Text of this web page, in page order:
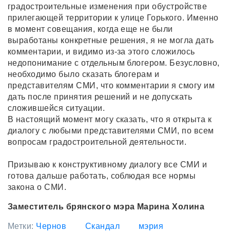
градостроительные изменения при обустройстве
прилегающей территории к улице Горького. Именно
в момент совещания, когда еще не были
выработаны конкретные решения, я не могла дать
комментарии, и видимо из-за этого сложилось
недопонимание с отдельным блогером. Безусловно,
необходимо было сказать блогерам и
представителям СМИ, что комментарии я смогу им
дать после принятия решений и не допускать
сложившейся ситуации.
В настоящий момент могу сказать, что я открыта к
диалогу с любыми представителями СМИ, по всем
вопросам градостроительной деятельности.
Призываю к конструктивному диалогу все СМИ и
готова дальше работать, соблюдая все нормы
закона о СМИ.
Заместитель брянского мэра Марина Холина
Метки: Чернов Скандал
мэрия